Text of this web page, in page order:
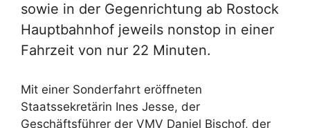
sowie in der Gegenrichtung ab Rostock
Hauptbahnhof jeweils nonstop in einer
Fahrzeit von nur 22 Minuten.
Mit einer Sonderfahrt eröffneten
Staatssekretärin Ines Jesse, der
Geschäftsführer der VMV Daniel Bischof, der